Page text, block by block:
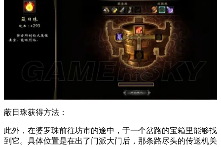
蔽日珠获得方法：
此外，在婆罗珠前往坊市的途中，于一个岔路的宝箱里能够找
到它。具体位置是在出了门派大门后，那条路尽头的传送机关